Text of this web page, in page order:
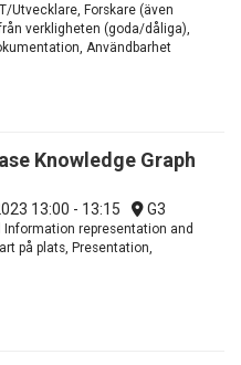
Utvecklare, Forskare (även
verkligheten (goda/dåliga),
Användbarhet
Knowledge Graph
13:00 - 13:15 G3
Information representation and
på plats, Presentation,